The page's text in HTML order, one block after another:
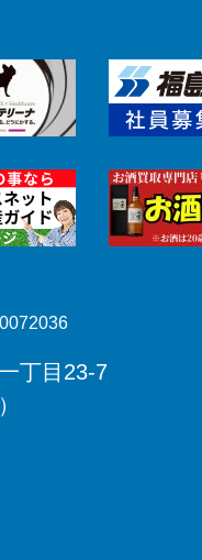
丁目23-7